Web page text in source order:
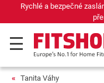
Tanita Váhy